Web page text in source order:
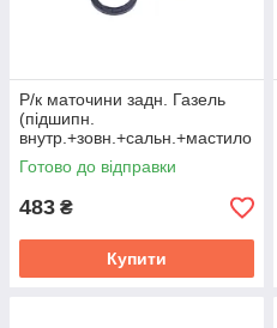
Р/к маточини задн. Газель
(підшипн.
внутр.+зовн.+сальн.+мастило
) серія АП Авто Престиж
3302-3104800
Готово до відправки
483 ₴
Купити